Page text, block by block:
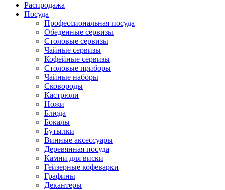
Распродажа
Посуда
Профессиональная посуда
Обеденные сервизы
Столовые сервизы
Чайные сервизы
Кофейные сервизы
Столовые приборы
Чайные наборы
Сковороды
Кастрюли
Ножи
Блюда
Бокалы
Бутылки
Винные аксессуары
Деревянная посуда
Камни для виски
Гейзерные кофеварки
Графины
Декантеры